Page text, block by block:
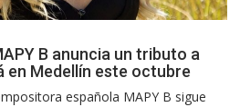
B anuncia un tributo a
en Medellín este octubre
española MAPY B sigue